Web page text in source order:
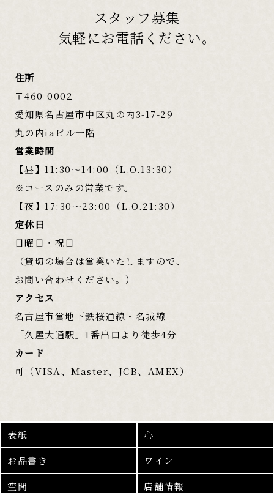
スタッフ募集
気軽にお電話ください。
住所
〒460-0002
愛知県名古屋市中区丸の内3-17-29
丸の内iaビル一階
営業時間
【昼】11:30～14:00（L.O.13:30）
※コースのみの営業です。
【夜】17:30～23:00（L.O.21:30）
定休日
日曜日・祝日
（貸切の場合は営業いたしますので、
お問い合わせください。）
アクセス
名古屋市営地下鉄桜通線・名城線
「久屋大通駅」1番出口より徒歩4分
カード
可（VISA、Master、JCB、AMEX）
表紙
心
お品書き
ワイン
空間
店舗情報